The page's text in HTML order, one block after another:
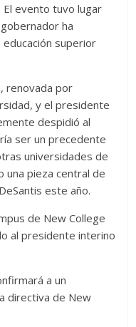
El evento tuvo lugar
ha
superior
renovada por
y el presidente
despidió al
ser un precedente
universidades de
una pieza central de
este año.
de New College
al presidente interino
a un
directiva de New